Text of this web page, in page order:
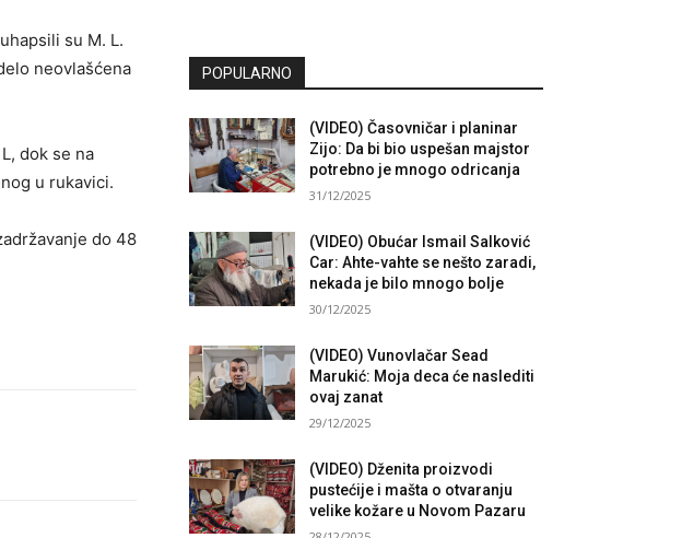
su M. L.
neovlašćena
dok se na
u rukavici.
do 48
POPULARNO
(VIDEO) Časovničar i planinar
Zijo: Da bi bio uspešan majstor
potrebno je mnogo odricanja
31/12/2025
(VIDEO) Obućar Ismail Salković
Car: Ahte-vahte se nešto zaradi,
nekada je bilo mnogo bolje
30/12/2025
(VIDEO) Vunovlačar Sead
Marukić: Moja deca će naslediti
ovaj zanat
29/12/2025
(VIDEO) Dženita proizvodi
pustećije i mašta o otvaranju
velike kožare u Novom Pazaru